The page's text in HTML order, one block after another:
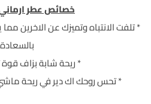
خصائص عطر
* تلفت الانتباه وتميزك عن الاخرين
بالسعادة
* ريحة شابة بزاف
* تحس روحك اك دير في ريحة